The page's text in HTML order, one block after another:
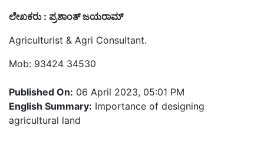
ಲೇಖಕರು : ಪ್ರಶಾಂತ್ ಜಯರಾಮ್
Agriculturist & Agri Consultant.
Mob: 93424 34530
Published On: 06 April 2023, 05:01 PM
English Summary: Importance of designing
agricultural land